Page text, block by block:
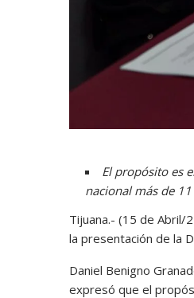
El propósito es
nacional más de
Tijuana.- (15 de Abril/
la presentación de la
Daniel Benigno
expresó que el